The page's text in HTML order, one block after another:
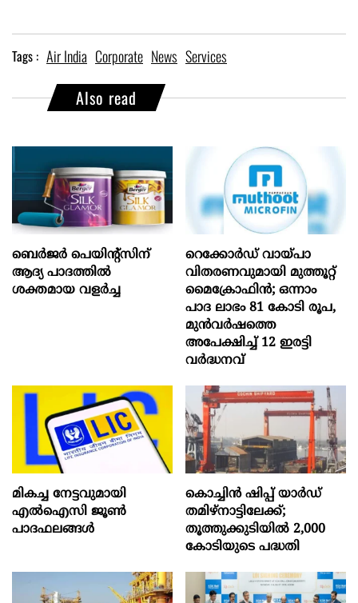
Tags : Air India Corporate News Services
Also read
ബെർജർ പെയിന്റ്സിന്
ആദ്യ പാദത്തിൽ
ശക്തമായ വളർച്ച
റെക്കോർഡ് വായ്പാ
വിതരണവുമായി മുത്തൂറ്റ്
മൈക്രോഫിൻ; ഒന്നാം
പാദ ലാഭം 81 കോടി രൂപ,
മുൻവർഷത്തെ
അപേക്ഷിച്ച് 12 ഇരട്ടി
വർദ്ധനവ്
മികച്ച നേട്ടവുമായി
എൽഐസി ജൂൺ
പാദഫലങ്ങൾ
കൊച്ചിന്‍ ഷിപ്പ് യാർഡ്
തമിഴ്നാട്ടിലേക്ക്;
തൂത്തുക്കുടിയിൽ 2,000
കോടിയുടെ പദ്ധതി